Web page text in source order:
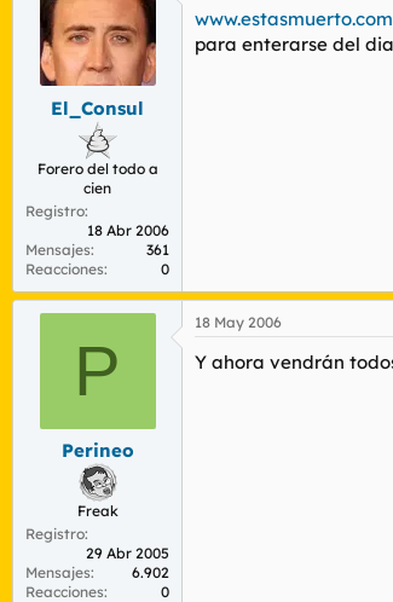
El_Consul
Forero del todo a
cien
Registro
18 Abr 2006
Mensajes
361
Reacciones
0
www.estasmuerto.com
para enterarse del
P
Perineo
Freak
Registro
29 Abr 2005
Mensajes
6.902
Reacciones
0
18 May 2006
Y ahora vendrán